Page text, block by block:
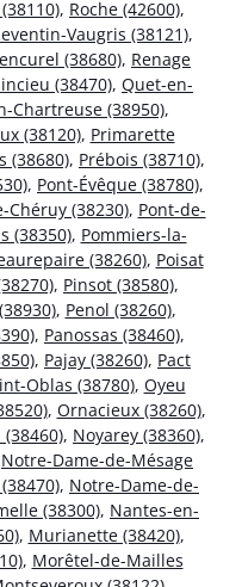
, Roche (42600),
Vaugris (38121),
(38680), Renage
(38470), Quet-en-
Chartreuse (38950),
(38120), Primarette
(38680), Prébois (38710),
, Pont-Évêque (38780),
Chéruy (38230), Pont-de-
(38350), Pommiers-la-
(38260), Poisat
, Pinsot (38580),
, Penol (38260),
, Panossas (38460),
, Pajay (38260), Pact
Oblas (38780), Oyeu
, Ornacieux (38260),
, Noyarey (38360),
Notre-Dame-de-Mésage
, Notre-Dame-de-
(38300), Nantes-en-
, Murianette (38420),
, Morêtel-de-Mailles